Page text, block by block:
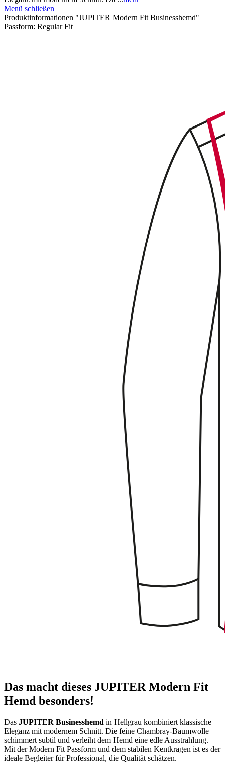
Menü schließen
Produktinformationen "JUPITER Modern Fit Businesshemd"
Passform: Regular Fit
Das macht dieses JUPITER Modern Fit
Hemd besonders!
Das JUPITER Businesshemd in Hellgrau kombiniert klassische
Eleganz mit modernem Schnitt. Die feine Chambray-Baumwolle
schimmert subtil und verleiht dem Hemd eine edle Ausstrahlung.
Mit der Modern Fit Passform und dem stabilen Kentkragen ist es der
ideale Begleiter für Professional, die Qualität schätzen.